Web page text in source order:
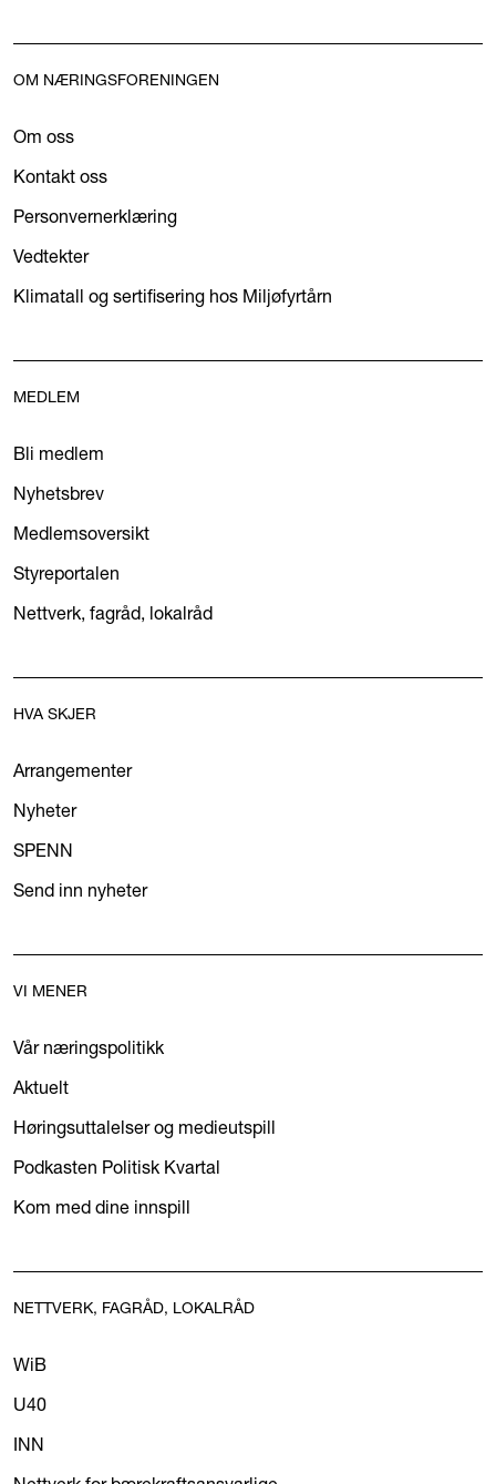
OM NÆRINGSFORENINGEN
Om oss
Kontakt oss
Personvernerklæring
Vedtekter
Klimatall og sertifisering hos Miljøfyrtårn
MEDLEM
Bli medlem
Nyhetsbrev
Medlemsoversikt
Styreportalen
Nettverk, fagråd, lokalråd
HVA SKJER
Arrangementer
Nyheter
SPENN
Send inn nyheter
VI MENER
Vår næringspolitikk
Aktuelt
Høringsuttalelser og medieutspill
Podkasten Politisk Kvartal
Kom med dine innspill
NETTVERK, FAGRÅD, LOKALRÅD
WiB
U40
INN